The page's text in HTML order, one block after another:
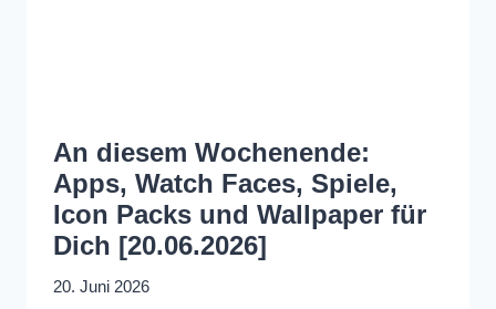
An diesem Wochenende:
Apps, Watch Faces, Spiele,
Icon Packs und Wallpaper für
Dich [20.06.2026]
20. Juni 2026